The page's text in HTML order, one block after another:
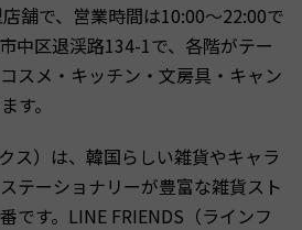
舗で、営業時間は10:00〜22:00で
中区退渓路134-1で、各階がテー
スメ・キッチン・文房具・キャン
す。
ス）は、韓国らしい雑貨やキャラ
テーショナリーが豊富な雑貨スト
です。LINE FRIENDS（ラインフ